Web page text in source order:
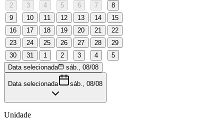
2
3 4 5 6 7
8
9
10 11 12 13 14
15
16
17 18 19 20 21
22
23
24 25 26 27 28
29
30
31 1 2 3 4
5
Data selecionada
sáb., 08/08
Data selecionada sáb., 08/08
Unidade